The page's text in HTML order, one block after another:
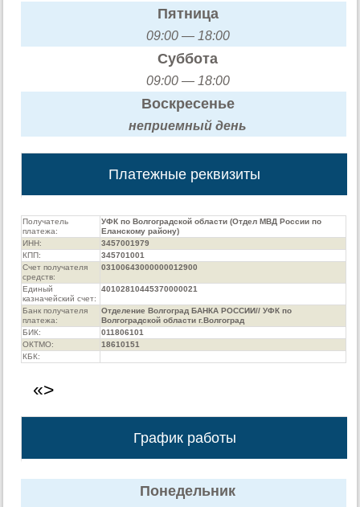
Пятница
09:00 — 18:00
Суббота
09:00 — 18:00
Воскресенье
неприемный день
Платежные реквизиты
Получатель
платежа:
УФК по Волгоградской области (Отдел МВД России по
Еланскому району)
ИНН:
3457001979
КПП:
345701001
Счет получателя
средств:
03100643000000012900
Единый
казначейский счет:
40102810445370000021
Банк получателя
платежа:
Отделение Волгоград БАНКА РОССИИ// УФК по
Волгоградской области г.Волгоград
БИК:
011806101
ОКТМО:
18610151
КБК:
«>
График работы
Понедельник